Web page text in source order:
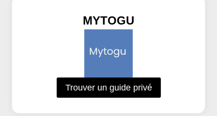
MYTOGU
Trouver un guide privé